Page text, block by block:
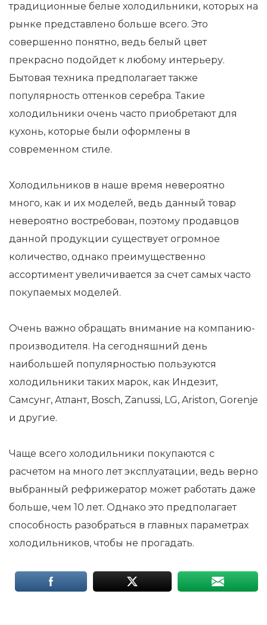
традиционные белые холодильники, которых на
рынке представлено больше всего. Это
совершенно понятно, ведь белый цвет
прекрасно подойдет к любому интерьеру.
Бытовая техника предполагает также
популярность оттенков серебра. Такие
холодильники очень часто приобретают для
кухонь, которые были оформлены в
современном стиле.
Холодильников в наше время невероятно
много, как и их моделей, ведь данный товар
невероятно востребован, поэтому продавцов
данной продукции существует огромное
количество, однако преимущественно
ассортимент увеличивается за счет самых часто
покупаемых моделей.
Очень важно обращать внимание на компанию-
производителя. На сегодняшний день
наибольшей популярностью пользуются
холодильники таких марок, как Индезит,
Самсунг, Атлант, Bosch, Zanussi, LG, Ariston, Gorenje
и другие.
Чаще всего холодильники покупаются с
расчетом на много лет эксплуатации, ведь верно
выбранный рефрижератор может работать даже
больше, чем 10 лет. Однако это предполагает
способность разобраться в главных параметрах
холодильников, чтобы не прогадать.